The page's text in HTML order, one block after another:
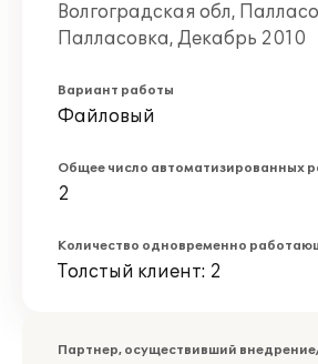
Волгоградская обл,
Палласовка, Декабрь 2010
Вариант работы
Файловый
Общее число автоматизированных
2
Количество одновременно
Толстый клиент: 2
Партнер, осуществивший